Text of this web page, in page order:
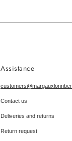
Assistance
Contact us
Deliveries and returns
Return request